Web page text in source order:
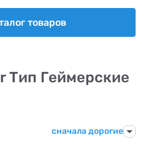
товаров
Тип Геймерские
сначала дорогие